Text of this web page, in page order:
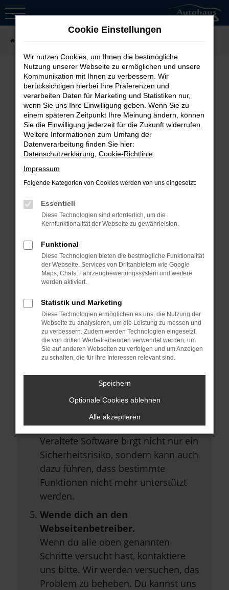
Zum
Fehler: Network Error
Beim Laden ist ein Fehler aufgetreten.
Hier sind ein paar Tipps, die dir helfen
können:
Überprüfe deine Firewall und
deine Internetverbindung.
Beispiel deine Suchmaschine?
Prüfe deine
Browsererweiterungen.
Manche Erweiterungen, wie
Werbeblocker, können das Laden
bestimmter Seiten verhindern.
anderen Browser oder in einem
privaten Fenster?
Starte dein Gerät neu.
Das kann manchmal helfen,
Stelle sicher, dass dein Browser
und dein Betriebssystem auf dem
neuesten Stand sind.
Veraltete Software birgt nicht nur ein
Sicherheitsrisiko, sondern kann auch
dazu führen, dass bestimmte
Funktionen nicht mehr unterstützt
werden.
Wende dich an den
Webseitenbetreiber.
Wenn du alle oben genannten
Schritte versucht hast, kontaktiere
uns bitte. Wir werden versuchen, das
Problem zu beheben. Du kannst uns
Cookie Einstellungen
Wir nutzen Cookies, um Ihnen die bestmögliche
Nutzung unserer Webseite zu ermöglichen und unsere
Kommunikation mit Ihnen zu verbessern. Wir
berücksichtigen hierbei Ihre Präferenzen und
verarbeiten Daten für Marketing und Statistiken nur,
wenn Sie uns Ihre Einwilligung geben. Wenn Sie zu
einem späteren Zeitpunkt Ihre Meinung ändern, können
Sie die Einwilligung jederzeit für die Zukunft widerrufen.
Weitere Informationen zum Umfang der
Datenverarbeitung finden Sie hier:
Datenschutzerklärung Cookie-Richtlinie
Impressum
Folgende Kategorien von Cookies werden von uns eingesetzt:
Essentiell
Diese Technologien sind erforderlich, um die
Kernfunktionalität der Webseite zu gewährleisten.
Funktional
Diese Technologien bieten die bestmögliche Funktionalität
der Webseite. Services von Drittanbietern wie Google
Maps, Chats, Fahrzeugbewertungssystem und weitere
werden aktiviert.
Statistik und Marketing
Diese Technologien ermöglichen es uns, die Nutzung der
Webseite zu analysieren, um die Leistung zu messen und
zu verbessern. Zudem werden Technologien eingesetzt,
die von dritten Werbetreibenden verwendet werden, um
Sie auf anderen Webseiten zu verfolgen und um Anzeigen
zu schalten, die für Ihre Interessen relevant sind.
Speichern
Optionale Cookies ablehnen
Alle akzeptieren